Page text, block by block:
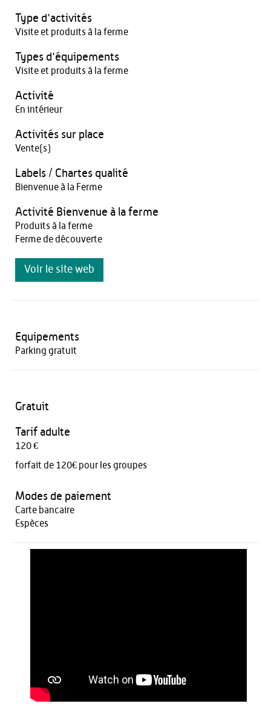
Type d'activités
Visite et produits à la ferme
Types d'équipements
Visite et produits à la ferme
Activité
En intérieur
Activités sur place
Vente(s)
Labels / Chartes qualité
Bienvenue à la Ferme
Activité Bienvenue à la ferme
Produits à la ferme
Ferme de découverte
Voir le site web
Equipements
Parking gratuit
Gratuit
Tarif adulte
120 €
forfait de 120€ pour les groupes
Modes de paiement
Carte bancaire
Espèces